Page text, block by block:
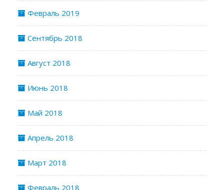
Февраль 2019
Сентябрь 2018
Август 2018
Июнь 2018
Май 2018
Апрель 2018
Март 2018
Февраль 2018